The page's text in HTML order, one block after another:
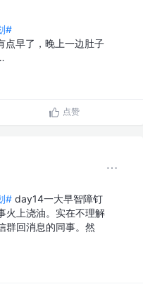
#
点早了，晚上一边肚子
点赞
# day14一大早智障钉
火上浇油。实在不理解
群回消息的同事。然